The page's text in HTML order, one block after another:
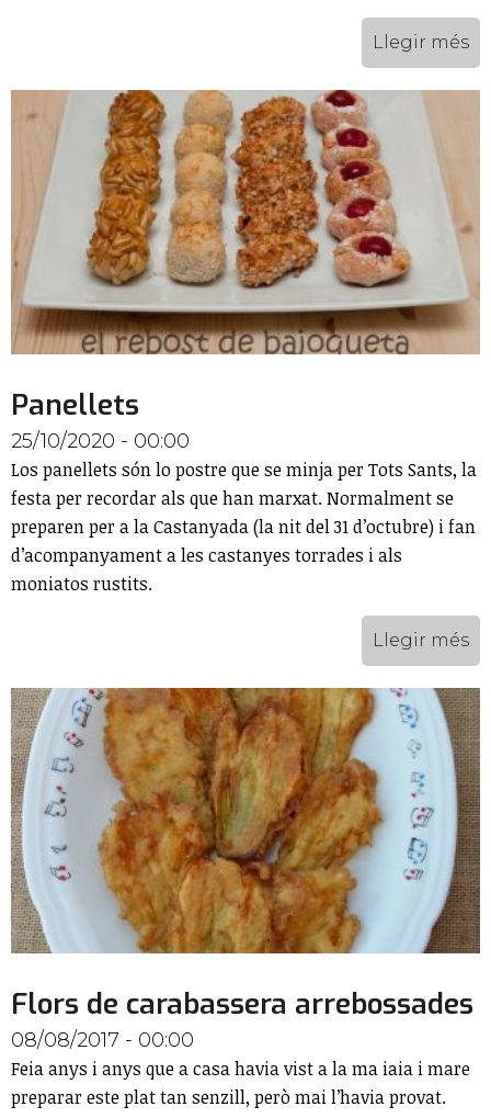
Llegir més
Panellets
25/10/2020 - 00:00
Los panellets són lo postre que se minja per Tots Sants, la
festa per recordar als que han marxat. Normalment se
preparen per a la Castanyada (la nit del 31 d’octubre) i fan
d’acompanyament a les castanyes torrades i als
moniatos rustits.
Llegir més
Flors de carabassera arrebossades
08/08/2017 - 00:00
Feia anys i anys que a casa havia vist a la ma iaia i mare
preparar este plat tan senzill, però mai l’havia provat.